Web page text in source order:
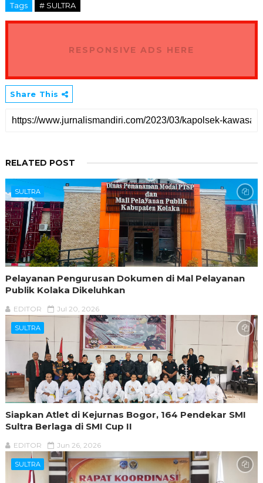
Tags # SULTRA
RESPONSIVE ADS HERE
Share This
RELATED POST
SULTRA
Pelayanan Pengurusan Dokumen di Mal Pelayanan
Publik Kolaka Dikeluhkan
EDITOR Jul 20, 2026
SULTRA
Siapkan Atlet di Kejurnas Bogor, 164 Pendekar SMI
Sultra Berlaga di SMI Cup II
EDITOR Jun 26, 2026
SULTRA